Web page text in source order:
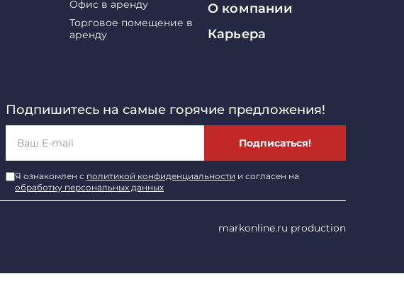
Офис в аренду
Торговое помещение в
аренду
О компании
Карьера
markonline.ru production
Подпишитесь на самые горячие предложения!
Подписаться!
Я ознакомлен с политикой конфиденциальности и согласен на
обработку персональных данных